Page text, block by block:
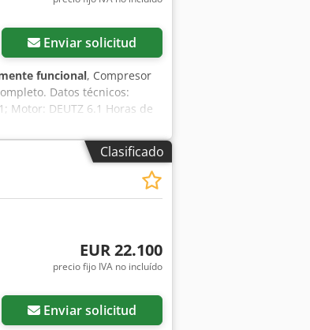
Enviar solicitud
funcional, Compresor
Datos técnicos:
Motor: DEUTZ 6.1 Horas de
listo para trabajar, con
PLN La máquina se
vídeos.
Clasificado
EUR 22.100
precio fijo IVA no incluído
Enviar solicitud